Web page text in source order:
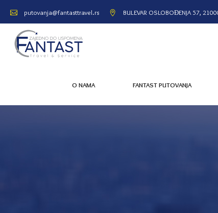
putovanja@fantasttravel.rs BULEVAR OSLOBOĐENJA 57,
O NAMA FANTAST PUTOVANJA
O NAMA FANTAST PUTOVANJA